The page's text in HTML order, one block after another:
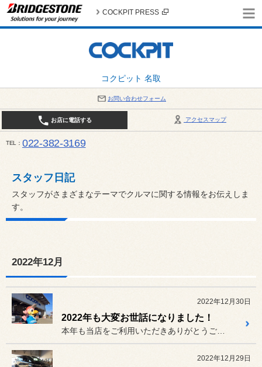
コクピット 名取
COCKPIT PRESS
お問い合わせフォーム
アクセスマップ
お店に電話する
TEL 022-382-3169
スタッフ日記
スタッフがさまざまなテーマでクルマに関する情報をお伝えしま
す。
2022年12月
2022年12月30日
2022年も大変お世話になりました！
2022年12月29日